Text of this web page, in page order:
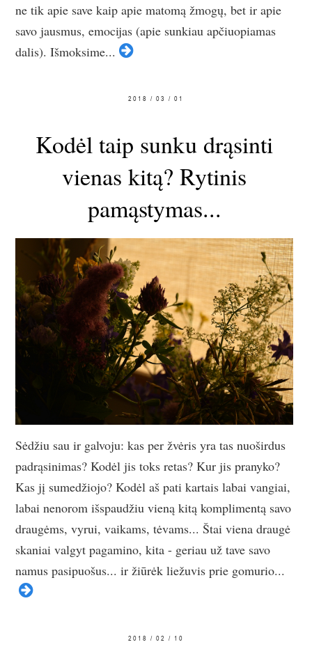
ne tik apie save kaip apie matomą žmogų, bet ir apie
savo jausmus, emocijas (apie sunkiau apčiuopiamas
dalis). Išmoksime...
2018 / 03 / 01
Kodėl taip sunku drąsinti
vienas kitą? Rytinis
pamąstymas...
Sėdžiu sau ir galvoju: kas per žvėris yra tas nuoširdus
padrąsinimas? Kodėl jis toks retas? Kur jis pranyko?
Kas jį sumedžiojo? Kodėl aš pati kartais labai vangiai,
labai nenorom išspaudžiu vieną kitą komplimentą savo
draugėms, vyrui, vaikams, tėvams... Štai viena draugė
skaniai valgyt pagamino, kita - geriau už tave savo
namus pasipuošus... ir žiūrėk liežuvis prie gomurio...
2018 / 02 / 10